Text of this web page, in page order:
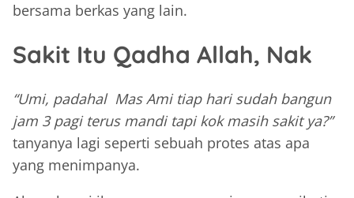
bersama berkas yang lain.
Sakit Itu Qadha Allah, Nak
“Umi, padahal Mas Ami tiap hari sudah bangun
jam 3 pagi terus mandi tapi kok masih sakit ya?”
tanyanya lagi seperti sebuah protes atas apa
yang menimpanya.